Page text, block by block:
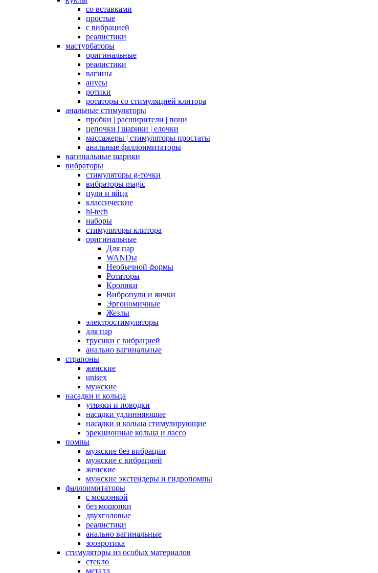
со вставками
простые
с вибрацией
реалистики
мастурбаторы
оригинальные
реалистики
вагины
анусы
ротики
ротаторы со стимуляцией клитора
анальные стимуляторы
пробки | расширители | пони
цепочки | шарики | елочки
массажеры | стимуляторы простаты
анальные фаллоимитаторы
вагинальные шарики
вибраторы
стимуляторы g-точки
вибраторы magic
пули и яйца
классические
hi-tech
наборы
стимуляторы клитора
оригинальные
Для пар
WANDы
Необычной формы
Ротаторы
Кролики
Вибропули и яички
Эргономичные
Жезлы
электростимуляторы
для пар
трусики с вибрацией
анально вагинальные
страпоны
женские
unisex
мужские
насадки и кольца
утяжки и поводки
насадки удлинняющие
насадки и кольца стимулирующие
эрекционные кольца и лассо
помпы
мужские без вибрации
мужские с вибрацией
женские
мужские экстендеры и гидропомпы
фаллоимитаторы
с мошонкой
без мошонки
двухголовые
реалистики
анально вагинальные
зооэротика
стимуляторы из особых материалов
стекло
металл